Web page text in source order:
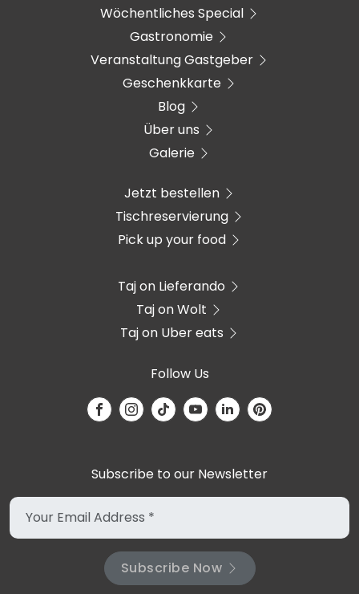
Wöchentliches Special
Gastronomie
Veranstaltung Gastgeber
Geschenkkarte
Blog
Über uns
Galerie
Jetzt bestellen
Tischreservierung
Pick up your food
Taj on Lieferando
Taj on Wolt
Taj on Uber eats
Follow Us
Subscribe to our Newsletter
Subscribe Now